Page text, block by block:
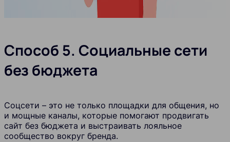
Способ 5. Социальные сети
без бюджета
Соцсети – это не только площадки для общения, но
и мощные каналы, которые помогают продвигать
сайт без бюджета и выстраивать лояльное
сообщество вокруг бренда.